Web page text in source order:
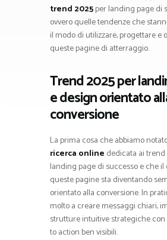
trend 2025per landing page di
ovvero quelle tendenze che
il modo di utilizzare, progettare e
queste pagine di atterraggio.
Trend 2025 per
e design orientato
conversione
La prima cosa che abbiamo
ricerca online dedicata ai
landing page di successo e che
queste pagine sta diventando
orientato alla conversione. In
molto a creare messaggi chiari,
strutture intuitive strategiche
to action ben visibili.